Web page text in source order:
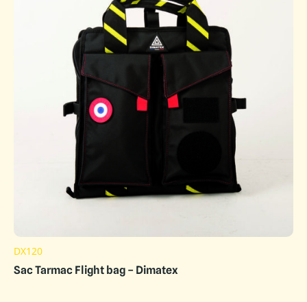
DX120
Sac Tarmac Flight bag – Dimatex